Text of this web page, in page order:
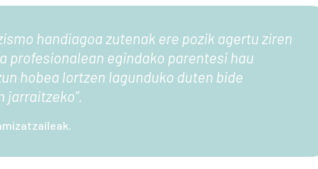
handiagoa zutenak ere pozik agertu ziren
profesionalean egindako parentesi hau
hobea lortzen lagunduko duten bide
jarraitzeko”.